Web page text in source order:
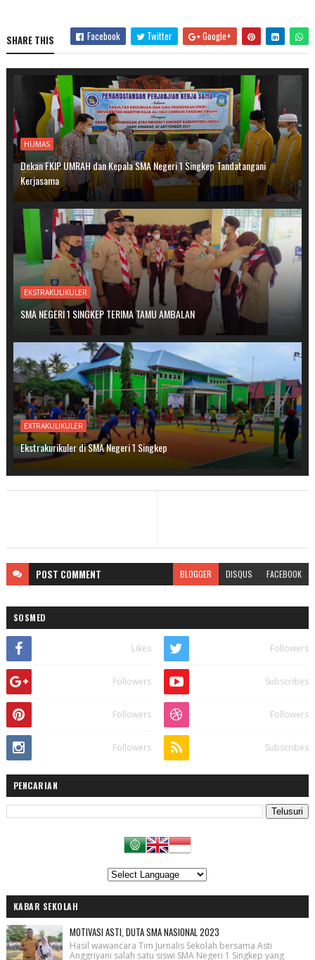
SHARE THIS Facebook Twitter Google+
HUMAS
Dekan FKIP UMRAH dan Kepala SMA Negeri 1 Singkep Tandatangani
Kerjasama
EKSTRAKULIKULER
SMA NEGERI 1 SINGKEP TERIMA TAMU AMBALAN
EXTRAKULIKULER
Ekstrakurikuler di SMA Negeri 1 Singkep
POST COMMENT BLOGGER DISQUS FACEBOOK
SOSMED
Likes Followers
Followers Subscribes
Followers Followers
Followers Subscribes
PENCARIAN
KABAR SEKOLAH
MOTIVASI ASTI, DUTA SMA NASIONAL 2023
Hasil wawancara Tim Jurnalis Sekolah bersama Asti
Anggriyani salah satu siswi SMA Negeri 1 Singkep yang